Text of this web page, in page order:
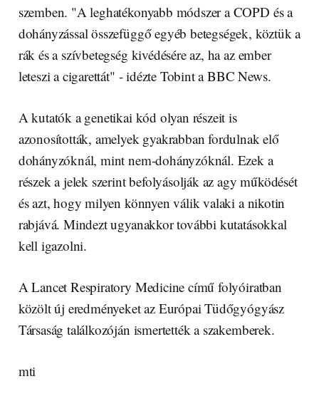
szemben. "A leghatékonyabb módszer a COPD és a
dohányzással összefüggő egyéb betegségek, köztük a
rák és a szívbetegség kivédésére az, ha az ember
leteszi a cigarettát" - idézte Tobint a BBC News.
A kutatók a genetikai kód olyan részeit is
azonosították, amelyek gyakrabban fordulnak elő
dohányzóknál, mint nem-dohányzóknál. Ezek a
részek a jelek szerint befolyásolják az agy működését
és azt, hogy milyen könnyen válik valaki a nikotin
rabjává. Mindezt ugyanakkor további kutatásokkal
kell igazolni.
A Lancet Respiratory Medicine című folyóiratban
közölt új eredményeket az Európai Tüdőgyógyász
Társaság találkozóján ismertették a szakemberek.
mti